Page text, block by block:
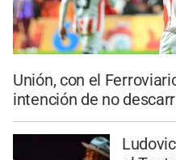
Unión, con el
intención de no